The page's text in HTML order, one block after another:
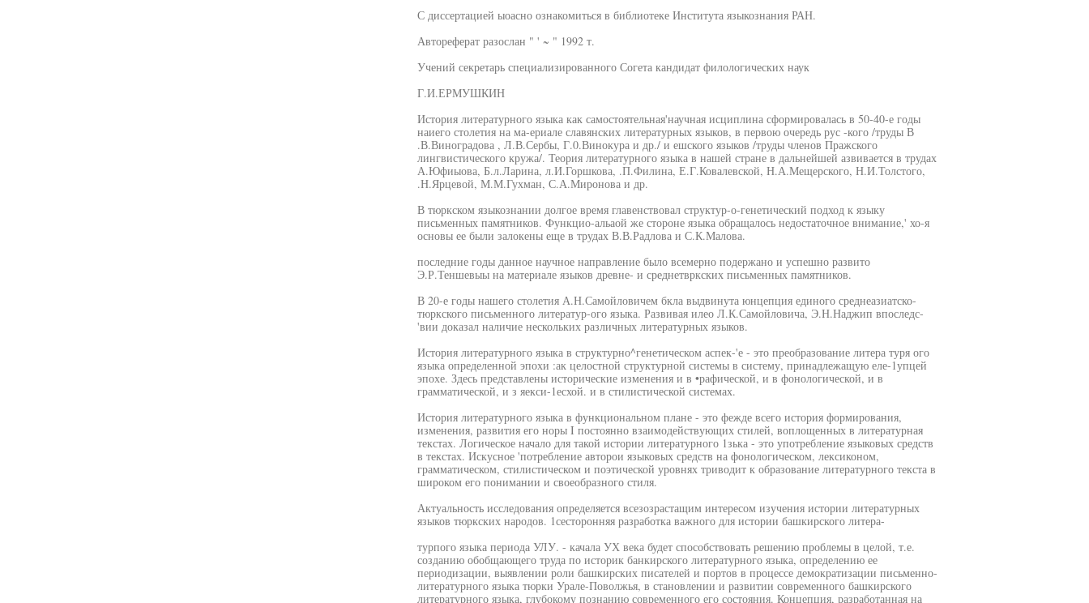
С диссертацией ыоасно ознакомиться в библиотеке Института языкознания РАН.
Автореферат разослан " ' ~ " 1992 т.
Учений секретарь специализированного Согета кандидат филологических наук
Г.И.ЕРМУШКИН
История литературного языка как самостоятельная'научная исциплина сформировалась в 50-40-е годы
наиего столетия на ма-ериале славянских литературных языков, в первою очередь рус -кого /труды В
.В.Виноградова , Л.В.Сербы, Г.0.Винокура и др./ и ешского языков /труды членов Пражского
лингвистического кружа/. Теория литературного языка в нашей стране в дальнейшей азвивается в трудах
А.Юфиыова, Б.л.Ларина, л.И.Горшкова, .П.Филина, Е.Г.Ковалевской, Н.А.Мещерского, Н.И.Толстого,
.Н.Ярцевой, М.М.Гухман, С.А.Миронова и др.
В тюркском языкознании долгое время главенствовал структур-о-генетический подход к языку
письменных памятников. Функцио-альаой же стороне языка обращалось недостаточное внимание,' хо-я
основы ее были залокены еще в трудах В.В.Радлова и С.К.Малова.
последние годы данное научное направление было всемерно подержано и успешно развито
Э.Р.Теншевыы на материале языков древне- и среднетвркских письменных памятников.
В 20-е годы нашего столетия А.Н.Самойловичем бкла выдвинута юнцепция единого среднеазиатско-
тюркского письменного литератур-ого языка. Развивая илео Л.К.Самойловича, Э.Н.Наджип впоследс-
'вии доказал наличие нескольких различных литературных языков.
История литературного языка в структурно^генетическом аспек-'е - это преобразование литера туря ого
языка определенной эпохи :ак целостной структурной системы в систему, принадлежащую еле-1упцей
эпохе. Здесь представлены исторические изменения и в •рафической, и в фонологической, и в
грамматической, и з яекси-1есхой. и в стилистической системах.
История литературного языка в функциональном плане - это фежде всего история формирования,
изменения, развития его норы I постоянно взаимодействующих стилей, воплощенных в литературная
текстах. Логическое начало для такой истории литературного 1зька - это употребление языковых средств
в текстах. Искусное 'потребление авторои языковых средств на фонологическом, лексиконом,
грамматическом, стилистическом и поэтической уровнях триводит к образование литературного текста в
широком его понимании и своеобразного стиля.
Актуальность исследования определяется всезозрастащим интересом изучения истории литературных
языков тюркских народов. 1сесторонняя разработка важного для истории башкирского литера-
турпого языка периода УЛУ. - качала УХ века будет способствовать решению проблемы в целой, т.е.
созданию обобщающего труда по историк банкирского литературного языка, определению ее
периодизации, выявлении роли башкирских писателей и портов в процессе демократизации письменно-
литературного языка тюрки Урале-Поволжья, в становлении и развитии современного башкирского
литературного языка, глубокому познанию современного его состояния. Концепция, разработанная на